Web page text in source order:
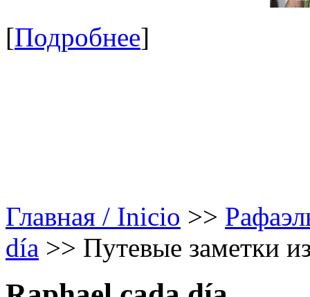
[Подробнее]
Главная / Inicio >>
día >> Путевые заметки